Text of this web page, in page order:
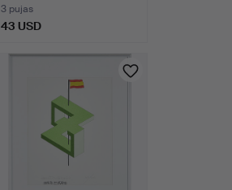
3 pujas
43 USD